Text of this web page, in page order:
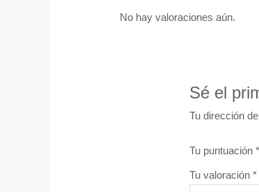
No hay valoraciones aún.
Sé el
Tu dirección
Tu puntuación*
Tu valoración*